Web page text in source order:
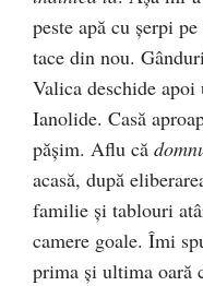
peste apă cu şerpi
tace din nou.
Valica deschide apoi
Ianolide. Casă
păşim. Aflu că
acasă, după
familie şi tablouri
camere goale. Îmi
prima şi ultima oară